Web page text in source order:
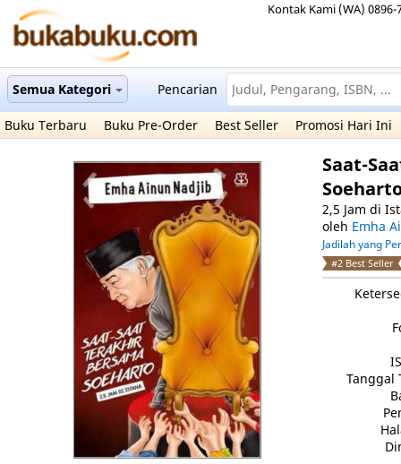
Kontak Kami (WA) 0896-
Semua Kategori Pencarian
Buku Terbaru Buku Pre-Order Best Seller Promosi Hari Ini
Saat-
2,5 Jam di
oleh Emha
Jadilah yang
#2 Best Seller
Tanggal